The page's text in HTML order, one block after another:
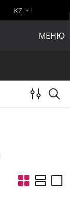
KZ
МЕНЮ